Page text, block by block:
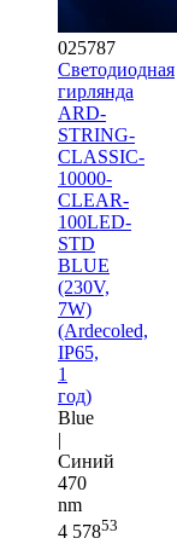
025787
Светодиодная
гирлянда
ARD-
STRING-
CLASSIC-
10000-
CLEAR-
100LED-
STD
BLUE
(230V,
7W)
(Ardecoled,
IP65,
1
год)
Blue
|
Синий
470
nm
4 57853